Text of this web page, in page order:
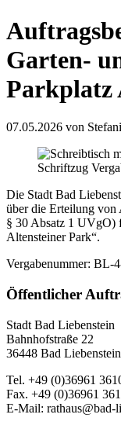
Garten-
Parkplatz
07.05.2026 von
Die Stadt Bad
über die Erteilung
§ 30 Absatz 1 UVgO)
Altensteiner Park“.
Vergabenummer: BL-
Öffentlicher
Stadt Bad Liebenstein
Bahnhofstraße 22
36448 Bad Liebenstein
Tel. +49 (0)36961
Fax. +49 (0)36961
E-Mail: rathaus@bad-